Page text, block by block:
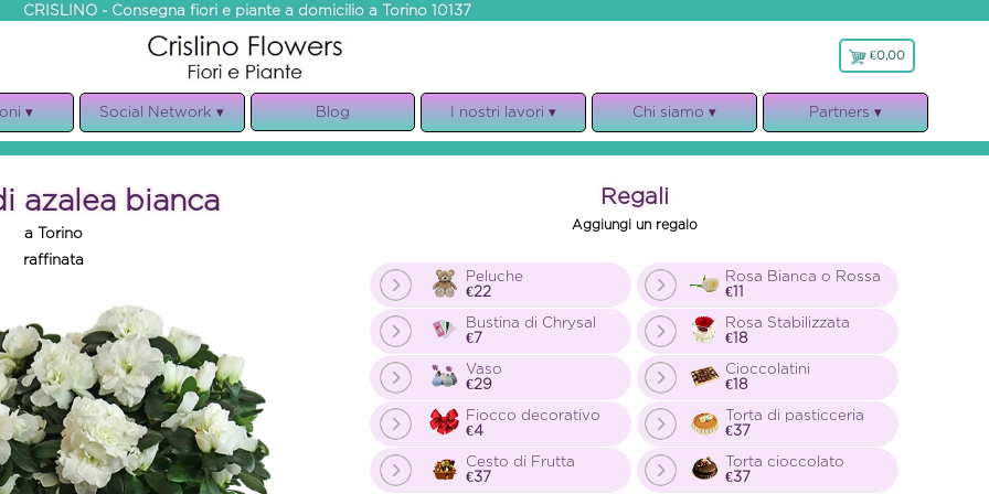
CRISLINO - Consegna fiori e piante a domicilio a Torino 10137
€0,00
€0,00
▾ Social Network ▾ Blog I nostri lavori ▾
Compleanno
Natale
Composizioni
Bouquet e Mazzi
Piante
Chi siamo ▾
Note Legali
Regolamento
Partners ▾
azalea bianca
a Torino
raffinata
Regali
Aggiungi un regalo
Peluche
€22
Bustina di Chrysal
€7
Vaso
€29
Fiocco decorativo
€4
Cesto di Frutta
€37
Rosa Bianca o Rossa
€11
Rosa Stabilizzata
€18
Cioccolatini
€18
Torta di pasticceria
€37
Torta cioccolato
€37